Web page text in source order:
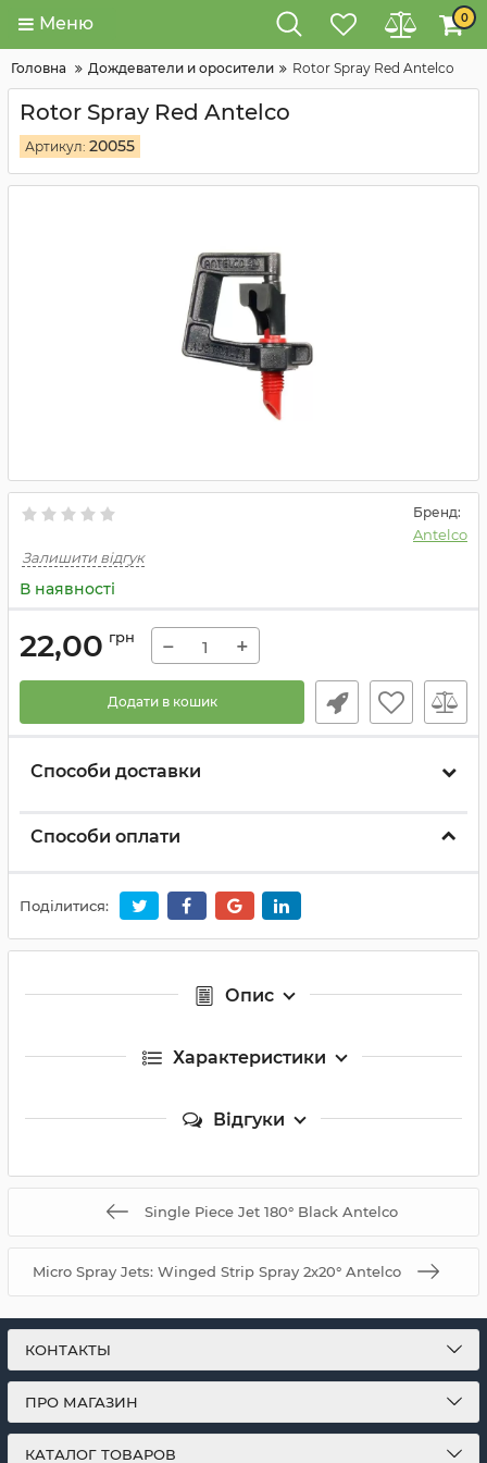
Меню 0
Головна Дождеватели и оросители Rotor Spray Red Antelco
Rotor Spray Red Antelco
Артикул: 20055
Бренд:
Antelco
Залишити відгук
В наявності
22,00 грн − +
Додати в кошик
Способи доставки
Способи оплати
Поділитися:
Опис
Характеристики
Відгуки
Single Piece Jet 180° Black Antelco
Micro Spray Jets: Winged Strip Spray 2х20° Antelco
КОНТАКТЫ
ПРО МАГАЗИН
КАТАЛОГ ТОВАРОВ